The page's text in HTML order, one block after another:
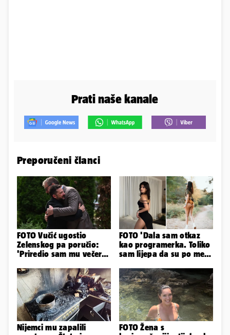
Prati naše kanale
Preporučeni članci
FOTO Vučić ugostio
Zelenskog pa poručio:
'Priredio sam mu večeru
FOTO 'Dala sam otkaz
kao programerka. Toliko
sam lijepa da su po meni
Nijemci mu zapalili
FOTO Žena s